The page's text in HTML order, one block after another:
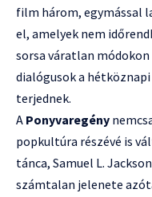
film három, egymással
el, amelyek nem
sorsa váratlan
dialógusok a
terjednek.
A Ponyvaregény
popkultúra részévé is
tánca, Samuel L.
számtalan jelenete